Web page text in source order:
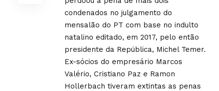
condenados no julgamento do
mensalão do PT com base no indulto
natalino editado, em 2017, pelo então
presidente da República, Michel Temer.
Ex-sócios do empresário Marcos
Valério, Cristiano Paz e Ramon
Hollerbach tiveram extintas as penas